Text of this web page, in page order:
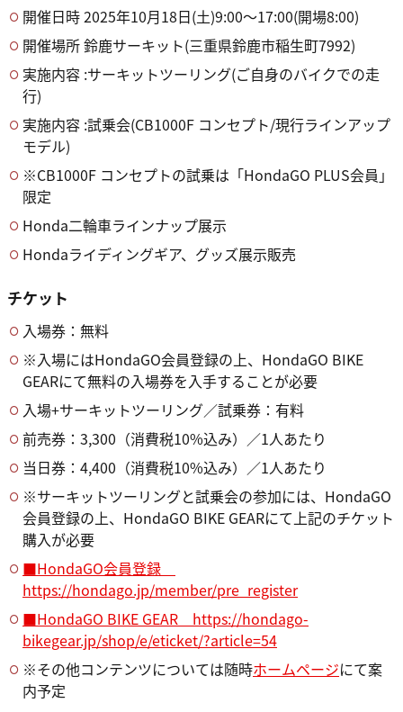
開催日時 2025年10月18日(土)9:00～17:00(開場8:00)
開催場所 鈴鹿サーキット(三重県鈴鹿市稲生町7992)
実施内容 :サーキットツーリング(ご自身のバイクでの走
行)
実施内容 :試乗会(CB1000F コンセプト/現行ラインアップ
モデル)
※CB1000F コンセプトの試乗は「HondaGO PLUS会員」
限定
Honda二輪車ラインナップ展示
Hondaライディングギア、グッズ展示販売
チケット
入場券：無料
※入場にはHondaGO会員登録の上、HondaGO BIKE
GEARにて無料の入場券を入手することが必要
入場+サーキットツーリング／試乗券：有料
前売券：3,300（消費税10%込み）／1人あたり
当日券：4,400（消費税10%込み）／1人あたり
※サーキットツーリングと試乗会の参加には、HondaGO
会員登録の上、HondaGO BIKE GEARにて上記のチケット
購入が必要
■HondaGO会員登録
https://hondago.jp/member/pre_register
■HondaGO BIKE GEAR https://hondago-
bikegear.jp/shop/e/eticket/?article=54
※その他コンテンツについては随時ホームページにて案
内予定